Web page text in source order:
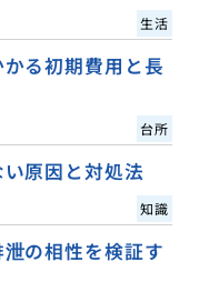
生活
る初期費用と長
台所
原因と対処法
知識
の相性を検証す